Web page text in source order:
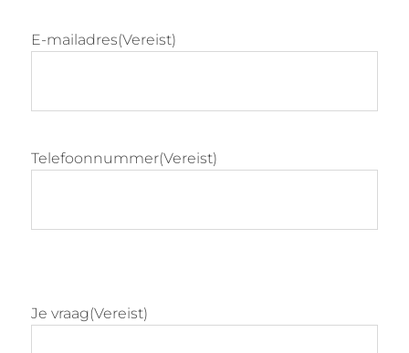
E-mailadres(Vereist)
Telefoonnummer(Vereist)
Je vraag(Vereist)